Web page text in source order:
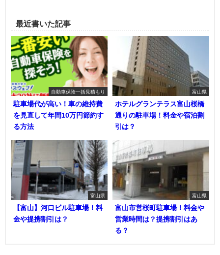
最近書いた記事
自動車保険一括見積もり
駐車場代が高い！車の維持費
を見直して年間10万円節約す
る方法
富山県
ホテルグランテラス富山桜橋
通りの駐車場！料金や宿泊割
引は？
富山県
【富山】河口ビル駐車場！料
金や提携割引は？
富山県
富山市営桜町駐車場！料金や
営業時間は？提携割引はあ
る？